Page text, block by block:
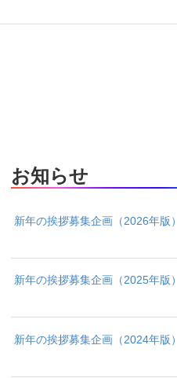
お知らせ
新年の挨拶募集企画（2026年版）
新年の挨拶募集企画（2025年版）
新年の挨拶募集企画（2024年版）